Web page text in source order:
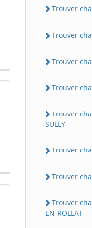
Trouver
Trouver
Trouver
Trouver
Trouver
SULLY
Trouver
Trouver
Trouver
EN-ROLLAT